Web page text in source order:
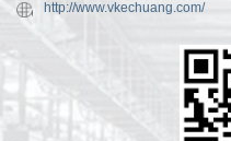
http://www.vkechuang.com/